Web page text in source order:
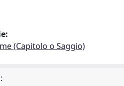
(Capitolo o Saggio)